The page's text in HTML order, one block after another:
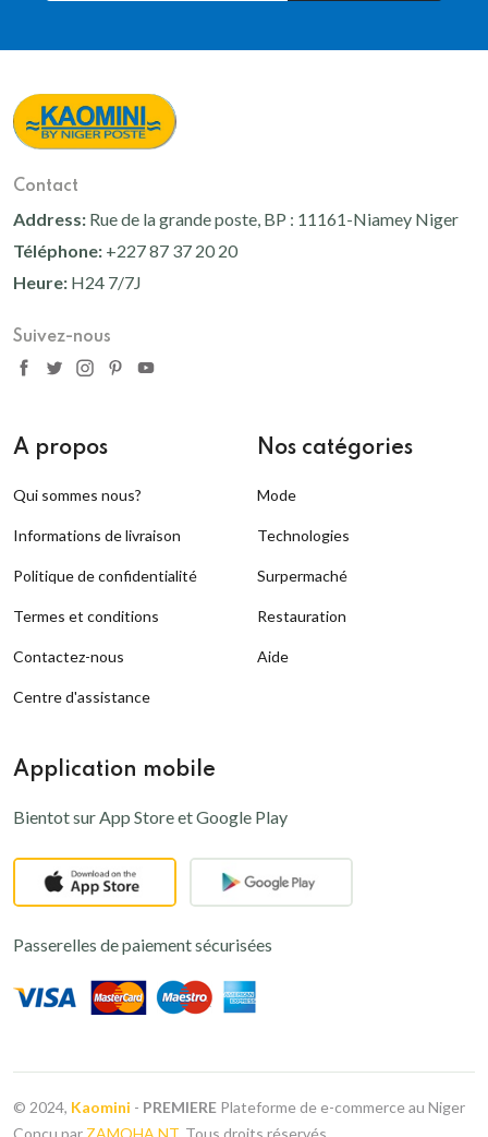
Contact
Address: Rue de la grande poste, BP : 11161-Niamey Niger
Téléphone: +227 87 37 20 20
Heure: H24 7/7J
Suivez-nous
A propos
Qui sommes nous?
Informations de livraison
Politique de confidentialité
Termes et conditions
Contactez-nous
Centre d'assistance
Nos catégories
Mode
Technologies
Surpermaché
Restauration
Aide
Application mobile
Bientot sur App Store et Google Play
Passerelles de paiement sécurisées
© 2024, Kaomini - PREMIERE Plateforme de e-commerce au Niger